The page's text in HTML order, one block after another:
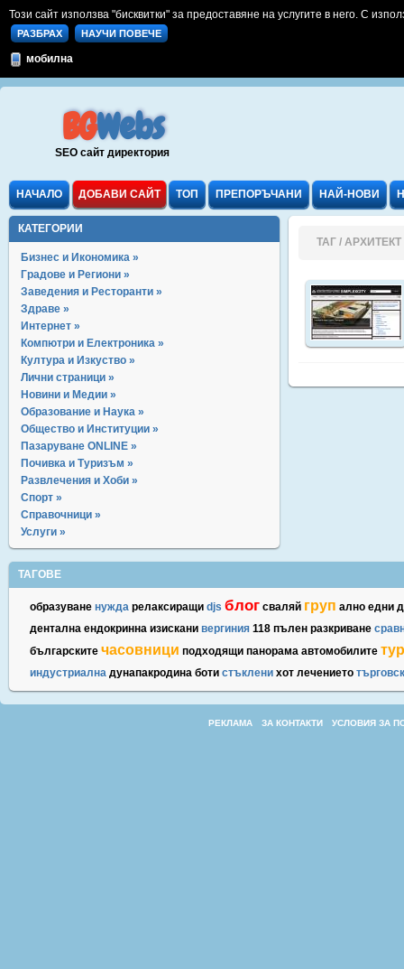
Този сайт използва "бисквитки" за предоставяне на услугите в него. С
РАЗБРАХ НАУЧИ ПОВЕЧЕ
мобилна
BGWebs
SEO сайт директория
НАЧАЛО ДОБАВИ САЙТ ТОП ПРЕПОРЪЧАНИ НАЙ-НОВИ
КАТЕГОРИИ
Бизнес и Икономика »
Градове и Региони »
Заведения и Ресторанти »
Здраве »
Интернет »
Компютри и Електроника »
Култура и Изкуство »
Лични страници »
Новини и Медии »
Образование и Наука »
Общество и Институции »
Пазаруване ONLINE »
Почивка и Туризъм »
Развлечения и Хоби »
Спорт »
Справочници »
Услуги »
ТАГ / АРХИТЕКТ
ТАГОВЕ
образуване нужда релаксиращи djs блог сваляй груп ално едни
дентална ендокринна изискани вергиния 118 пълен разкриване
българските часовници подходящи панорама автомобилите
индустриална дунапакродина боти стъклени хот лечението
РЕКЛАМА ЗА КОНТАКТИ УСЛОВИЯ ЗА